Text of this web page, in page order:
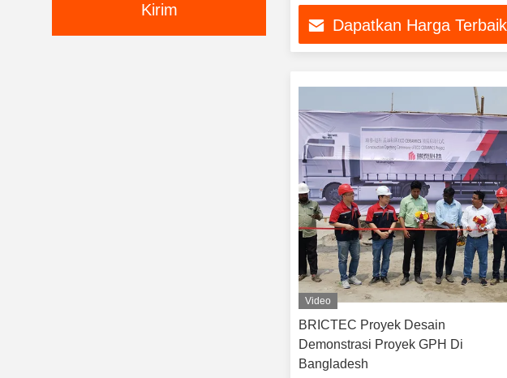
Kirim
Dapatkan Harga Terbaik
Video
BRICTEC Proyek Desain
Demonstrasi Proyek GPH Di
Bangladesh